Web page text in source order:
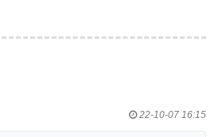
22-10-07 16:15